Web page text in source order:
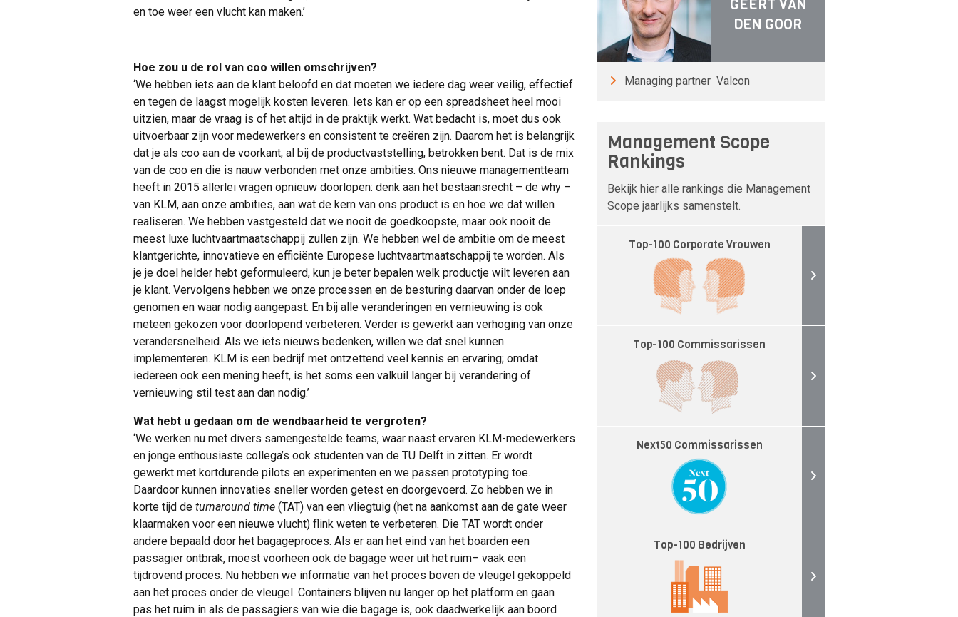
en toe weer een vlucht kan maken.’
Hoe zou u de rol van coo willen omschrijven?
‘We hebben iets aan de klant beloofd en dat moeten we iedere dag weer veilig, effectief
en tegen de laagst mogelijk kosten leveren. Iets kan er op een spreadsheet heel mooi
uitzien, maar de vraag is of het altijd in de praktijk werkt. Wat bedacht is, moet dus ook
uitvoerbaar zijn voor medewerkers en consistent te creëren zijn. Daarom het is belangrijk
dat je als coo aan de voorkant, al bij de productvaststelling, betrokken bent. Dat is de mix
van de coo en die is nauw verbonden met onze ambities. Ons nieuwe managementteam
heeft in 2015 allerlei vragen opnieuw doorlopen: denk aan het bestaansrecht – de why –
van KLM, aan onze ambities, aan wat de kern van ons product is en hoe we dat willen
realiseren. We hebben vastgesteld dat we nooit de goedkoopste, maar ook nooit de
meest luxe luchtvaartmaatschappij zullen zijn. We hebben wel de ambitie om de meest
klantgerichte, innovatieve en efficiënte Europese luchtvaartmaatschappij te worden. Als
je je doel helder hebt geformuleerd, kun je beter bepalen welk productje wilt leveren aan
je klant. Vervolgens hebben we onze processen en de besturing daarvan onder de loep
genomen en waar nodig aangepast. En bij alle veranderingen en vernieuwing is ook
meteen gekozen voor doorlopend verbeteren. Verder is gewerkt aan verhoging van onze
verandersnelheid. Als we iets nieuws bedenken, willen we dat snel kunnen
implementeren. KLM is een bedrijf met ontzettend veel kennis en ervaring; omdat
iedereen ook een mening heeft, is het soms een valkuil langer bij verandering of
vernieuwing stil test aan dan nodig.’
Wat hebt u gedaan om de wendbaarheid te vergroten?
‘We werken nu met divers samengestelde teams, waar naast ervaren KLM-medewerkers
en jonge enthousiaste collega’s ook studenten van de TU Delft in zitten. Er wordt
gewerkt met kortdurende pilots en experimenten en we passen prototyping toe.
Daardoor kunnen innovaties sneller worden getest en doorgevoerd. Zo hebben we in
korte tijd de turnaround time (TAT) van een vliegtuig (het na aankomst aan de gate weer
klaarmaken voor een nieuwe vlucht) flink weten te verbeteren. Die TAT wordt onder
andere bepaald door het bagageproces. Als er aan het eind van het boarden een
passagier ontbrak, moest voorheen ook de bagage weer uit het ruim– vaak een
tijdrovend proces. Nu hebben we informatie van het proces boven de vleugel gekoppeld
aan het proces onder de vleugel. Containers blijven nu langer op het platform en gaan
pas het ruim in als de passagiers van wie die bagage is, ook daadwerkelijk aan boord
GEERT VAN
DEN GOOR
Managing partner Valcon
Management Scope
Rankings
Bekijk hier alle rankings die Management
Scope jaarlijks samenstelt.
Top-100 Corporate Vrouwen
Top-100 Commissarissen
Next50 Commissarissen
Top-100 Bedrijven